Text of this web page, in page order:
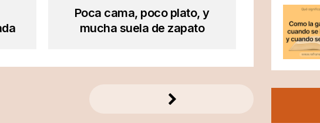
Poca cama, poco plato, y
mucha suela de zapato